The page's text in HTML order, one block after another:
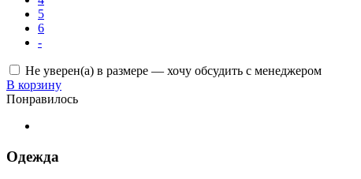
5
6
-
Не уверен(а) в размере — хочу обсудить с менеджером
В корзину
Понравилось
Одежда